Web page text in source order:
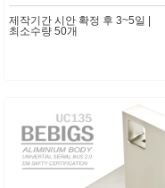
제작기간 시안 확정 후 3~5일 |
최소수량 50개